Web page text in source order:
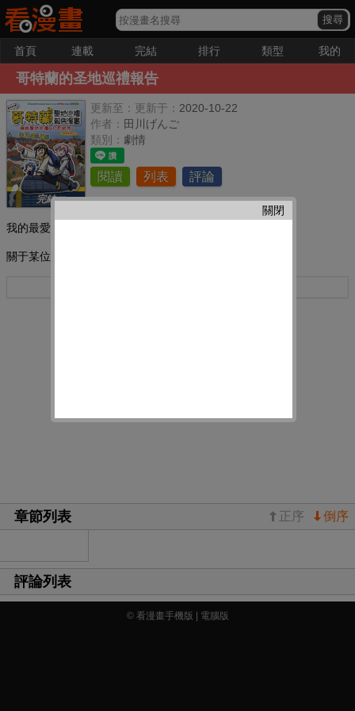
首頁 連載 完結 排行 類型 我的
哥特蘭的圣地巡禮報告
完結
更新至： 更新于： 2020-10-22
作者： 田川げんご
類別： 劇情
閱讀 列表 評論
我的最愛：
關于某位作死作者的哥特蘭圣地巡禮報告
章節列表 倒序
正序
評論列表
關閉
© 看漫畫手機版 | 電腦版